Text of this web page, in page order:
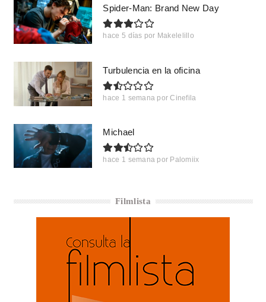
Spider-Man: Brand New Day
hace 5 días por Makelelillo
Turbulencia en la oficina
hace 1 semana por Cinefila
Michael
hace 1 semana por Palomiix
Filmlista